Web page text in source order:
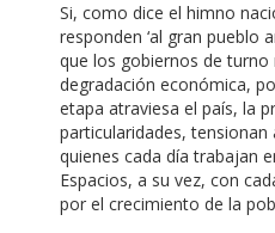
Si, como dice el himno
responden ‘al gran pueblo
que los gobiernos de turno
degradación económica,
etapa atraviesa el país, la
particularidades, tensionan
quienes cada día trabajan
Espacios, a su vez, con
por el crecimiento de la